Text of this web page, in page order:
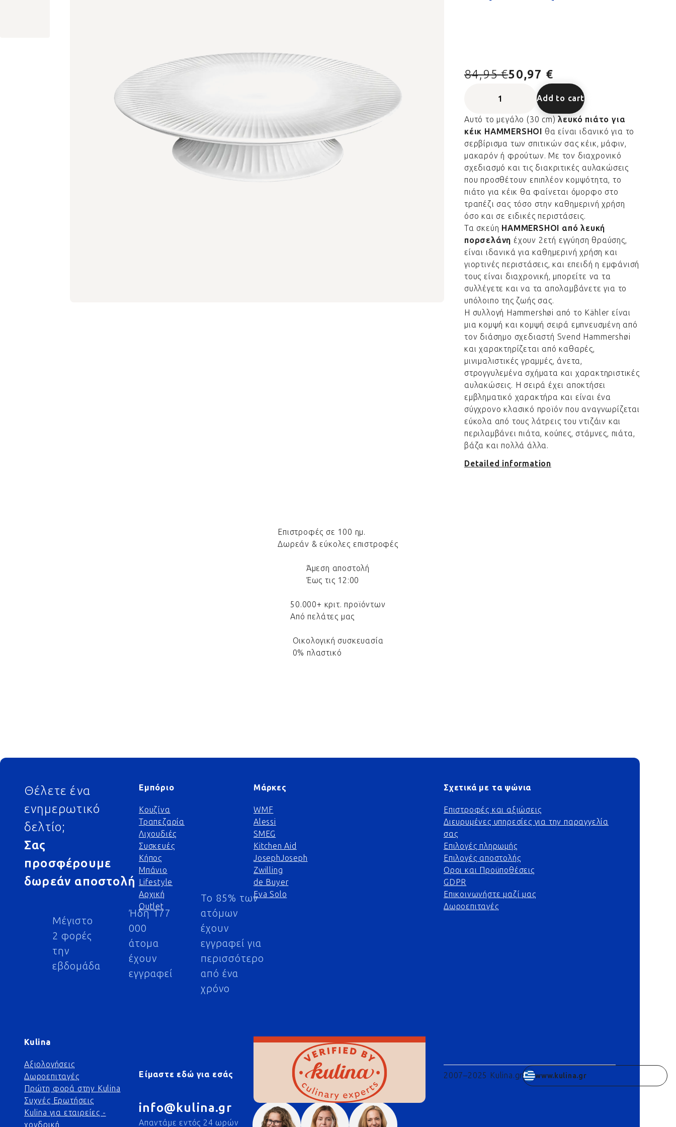
84,95 €50,97 €
Add to cart
Αυτό το μεγάλο (30 cm)λευκό πιάτο για
κέικ HAMMERSHOI θα είναι ιδανικό για το
σερβίρισμα των σπιτικών σας κέικ, μάφιν,
μακαρόν ή φρούτων. Με τον διαχρονικό
σχεδιασμό και τις διακριτικές αυλακώσεις
που προσθέτουν επιπλέον κομψότητα, το
πιάτο για κέικ θα φαίνεται όμορφο στο
τραπέζι σας τόσο στην καθημερινή χρήση
όσο και σε ειδικές περιστάσεις.
Τα σκεύη HAMMERSHOI από λευκή
πορσελάνη έχουν 2ετή εγγύηση θραύσης,
είναι ιδανικά για καθημερινή χρήση και
γιορτινές περιστάσεις, και επειδή η εμφάνισή
τους είναι διαχρονική, μπορείτε να τα
συλλέγετε και να τα απολαμβάνετε για το
υπόλοιπο της ζωής σας.
Η συλλογή Hammershøi από το Kähler είναι
μια κομψή και κομψή σειρά εμπνευσμένη από
τον διάσημο σχεδιαστή Svend Hammershøi
και χαρακτηρίζεται από καθαρές,
μινιμαλιστικές γραμμές, άνετα,
στρογγυλεμένα σχήματα και χαρακτηριστικές
αυλακώσεις. Η σειρά έχει αποκτήσει
εμβληματικό χαρακτήρα και είναι ένα
σύγχρονο κλασικό προϊόν που αναγνωρίζεται
εύκολα από τους λάτρεις του ντιζάιν και
περιλαμβάνει πιάτα, κούπες, στάμνες, πιάτα,
βάζα και πολλά άλλα.
Detailed information
Επιστροφές σε 100 ημ.
Δωρεάν & εύκολες επιστροφές
Άμεση αποστολή
Έως τις 12:00
50.000+ κριτ. προϊόντων
Από πελάτες μας
Οικολογική συσκευασία
0% πλαστικό
Footer
Θέλετε ένα
ενημερωτικό
δελτίο;
Σας
προσφέρουμε
δωρεάν αποστολή
Μέγιστο
2 φορές
την
εβδομάδα
Ήδη 177
000
άτομα
έχουν
εγγραφεί
Το 85% των
ατόμων
έχουν
εγγραφεί για
περισσότερο
από ένα
χρόνο
Εμπόριο
Κουζίνα
Τραπεζαρία
Λιχουδιές
Συσκευές
Κήπος
Μπάνιο
Lifestyle
Αρχική
Outlet
Μάρκες
WMF
Alessi
SMEG
Kitchen Aid
JosephJoseph
Zwilling
de Buyer
Eva Solo
Σχετικά με τα ψώνια
Επιστροφές και αξιώσεις
Διευρυμένες υπηρεσίες για την παραγγελία
σας
Επιλογές πληρωμής
Επιλογές αποστολής
Οροι και Προϋποθέσεις
GDPR
Επικοινωνήστε μαζί μας
Δωροεπιταγές
Kulina
Αξιολογήσεις
Δωροεπιταγές
Πρώτη φορά στην Kulina
Συχνές Ερωτήσεις
Kulina για εταιρείες -
χονδρική
Είμαστε εδώ για εσάς
info@kulina.gr
Απαντάμε εντός 24 ωρών
2007–2025 Kulina.gr www.kulina.gr